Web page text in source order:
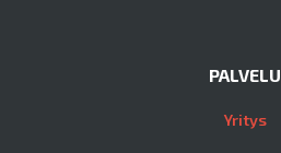
PALVELU
Yritys